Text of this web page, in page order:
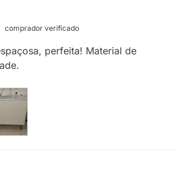
comprador verificado
perfeita! Material de